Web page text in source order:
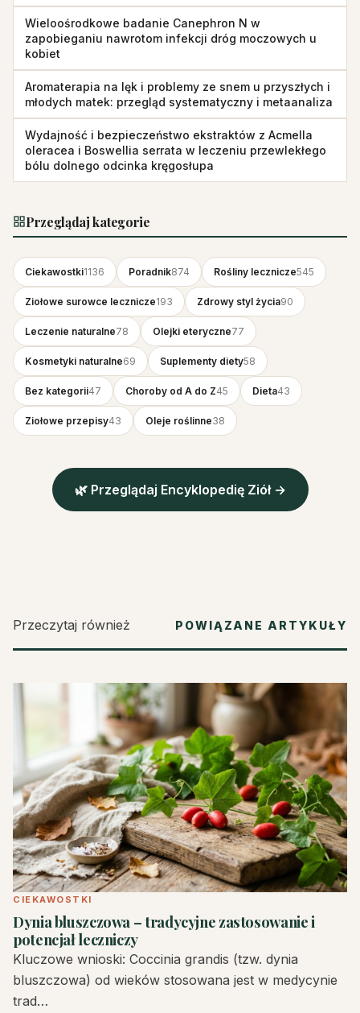
Wieloośrodkowe badanie Canephron N w
zapobieganiu nawrotom infekcji dróg moczowych u
kobiet
Aromaterapia na lęk i problemy ze snem u przyszłych i
młodych matek: przegląd systematyczny i metaanaliza
Wydajność i bezpieczeństwo ekstraktów z Acmella
oleracea i Boswellia serrata w leczeniu przewlekłego
bólu dolnego odcinka kręgosłupa
Przeglądaj kategorie
Ciekawostki1136 Poradnik874 Rośliny lecznicze545
Ziołowe surowce lecznicze193 Zdrowy styl życia90
Leczenie naturalne78 Olejki eteryczne77
Kosmetyki naturalne69 Suplementy diety58
Bez kategorii47 Choroby od A do Z45 Dieta43
Ziołowe przepisy43 Oleje roślinne38
🌿 Przeglądaj Encyklopedię Ziół →
Przeczytaj również POWIĄZANE ARTYKUŁY
CIEKAWOSTKI
Dynia bluszczowa – tradycyjne zastosowanie i
potencjał leczniczy
Kluczowe wnioski: Coccinia grandis (tzw. dynia
bluszczowa) od wieków stosowana jest w medycynie
trad…